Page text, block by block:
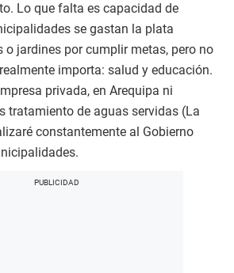
Lo que falta es capacidad de
se gastan la plata
o jardines por cumplir metas, pero no
importa: salud y educación.
privada, en Arequipa ni
tratamiento de aguas servidas (La
constantemente al Gobierno